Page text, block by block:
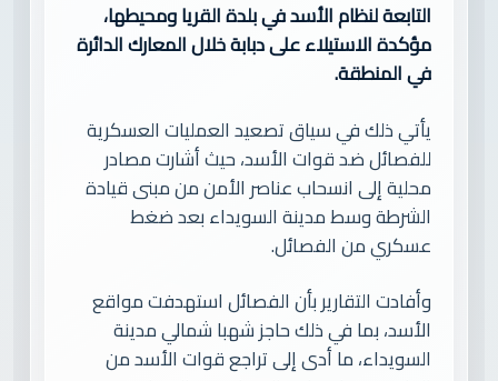
التابعة لنظام الأسد في بلدة القريا ومحيطها،
مؤكدة الاستيلاء على دبابة خلال المعارك الدائرة
في المنطقة.
يأتي ذلك في سياق تصعيد العمليات العسكرية
للفصائل ضد قوات الأسد، حيث أشارت مصادر
محلية إلى انسحاب عناصر الأمن من مبنى قيادة
الشرطة وسط مدينة السويداء بعد ضغط
عسكري من الفصائل.
وأفادت التقارير بأن الفصائل استهدفت مواقع
الأسد، بما في ذلك حاجز شهبا شمالي مدينة
السويداء، ما أدى إلى تراجع قوات الأسد من